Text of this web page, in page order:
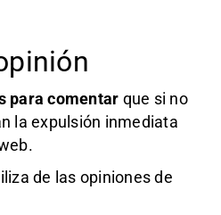
para comentar que si no
la expulsión inmediata
de las opiniones de